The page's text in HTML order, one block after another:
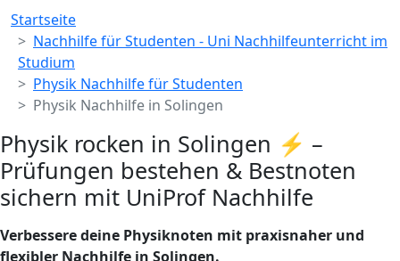
Breadcrumb
Startseite
Nachhilfe für Studenten - Uni Nachhilfeunterricht im
Studium
Physik Nachhilfe für Studenten
Physik Nachhilfe in Solingen
Physik rocken in Solingen ⚡ –
Prüfungen bestehen & Bestnoten
sichern mit UniProf Nachhilfe
Verbessere deine Physiknoten mit praxisnaher und
flexibler Nachhilfe in Solingen.